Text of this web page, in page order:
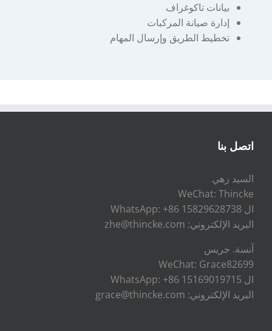
بيانات تاكوغراف
إدارة صيانة المركبات
تخطيط الطريق وإرسال المهام
اتصل بنا
السيد زهي
WeChat: Thincke
ال WhatsApp: +86 15829628738
البريد الإلكتروني: zhe@thincke.com
آنسة. جريس
WeChat: Grace82699
ال WhatsApp: +86 15169019715
البريد الإلكتروني: grace@thincke.com